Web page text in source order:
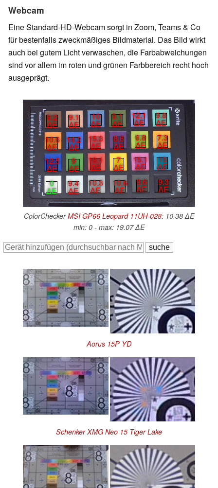
Webcam
Eine Standard-HD-Webcam sorgt in Zoom, Teams & Co
für bestenfalls zweckmäßiges Bildmaterial. Das Bild wirkt
auch bei gutem Licht verwaschen, die Farbabweichungen
sind vor allem im roten und grünen Farbbereich recht hoch
ausgeprägt.
9.2
∆E
9.1
∆E
10
∆E
9.1
∆E
12.1
∆E
9.8
∆E
10.6
∆E
14.2
∆E
15.3
∆E
8.6
∆E
6.8
∆E
7.3
∆E
12.5
∆E
9
∆E
19.1
∆E
7
∆E
15.1
∆E
15
∆E
0
∆E
9.4
∆E
10.3
∆E
10.6
∆E
9.6
∆E
9.3
∆E
ColorCheckerMSI GP66 Leopard 11UH-028: 10.38 ∆E
min: 0 - max: 19.07 ∆E
Aorus 15P YD
Schenker XMG Neo 15 Tiger Lake